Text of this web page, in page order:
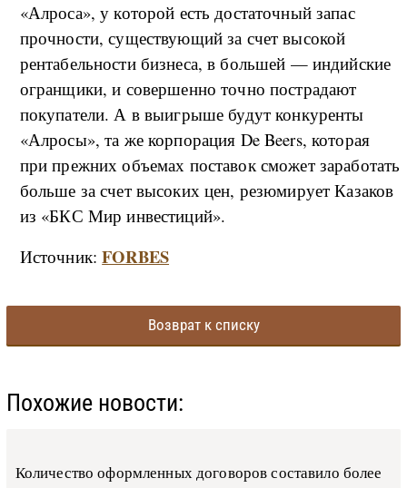
«Алроса», у которой есть достаточный запас
прочности, существующий за счет высокой
рентабельности бизнеса, в большей — индийские
огранщики, и совершенно точно пострадают
покупатели. А в выигрыше будут конкуренты
«Алросы», та же корпорация De Beers, которая
при прежних объемах поставок сможет заработать
больше за счет высоких цен, резюмирует Казаков
из «БКС Мир инвестиций».
Источник:FORBES
Возврат к списку
Похожие новости:
Количество оформленных договоров составило более